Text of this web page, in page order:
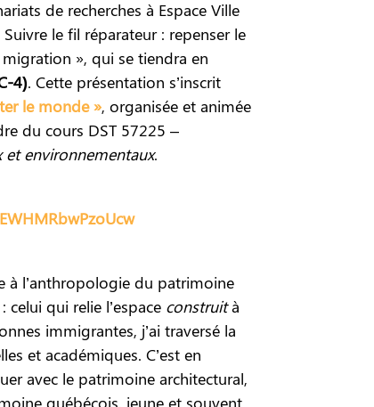
de recherches à Espace Ville
le fil réparateur : repenser le
», qui se tiendra en
4). Cette présentation s’inscrit
le monde », organisée et animée
du cours DST 57225 –
et environnementaux.
à l’anthropologie du patrimoine
celui qui relie l’espace construità
immigrantes, j’ai traversé la
et académiques. C’est en
avec le patrimoine architectural,
québécois, jeune et souvent